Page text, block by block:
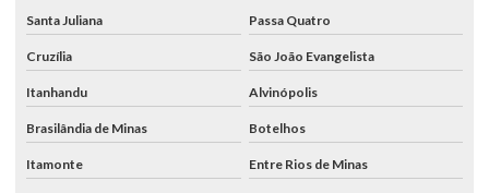
Santa Juliana Passa Quatro
Cruzília São João Evangelista
Itanhandu Alvinópolis
Brasilândia de Minas Botelhos
Itamonte Entre Rios de Minas